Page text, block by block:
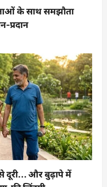
के साथ समझौता
प्रदान
दूरी… और बुढ़ापे में